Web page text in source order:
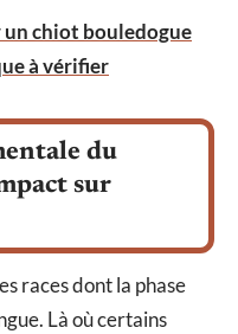
chiot bouledogue
à vérifier
du
sur
races dont la phase
Là où certains